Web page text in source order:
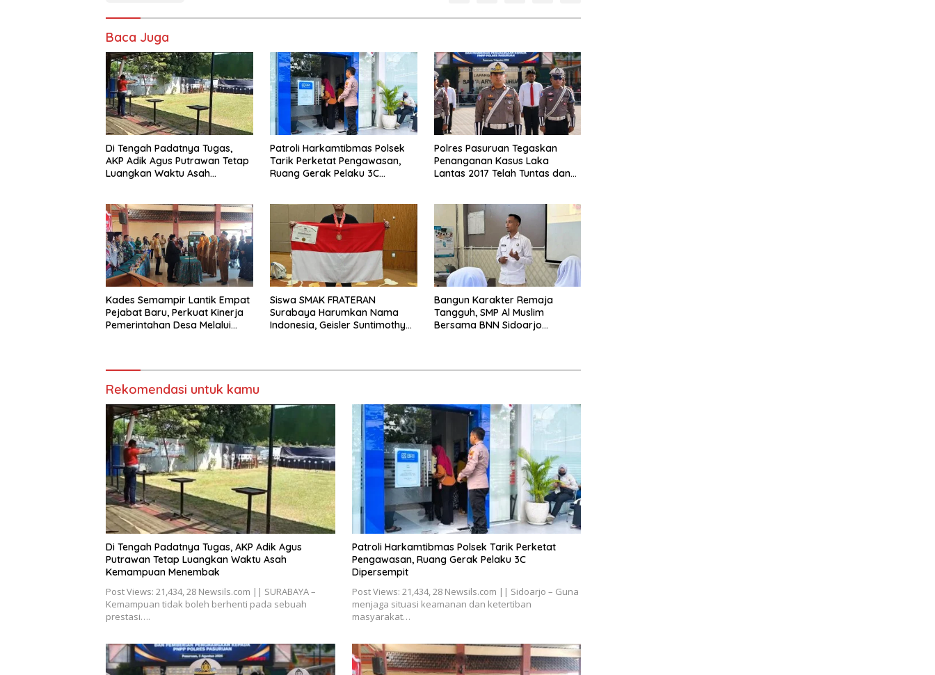
Baca Juga
Di Tengah Padatnya Tugas,
AKP Adik Agus Putrawan Tetap
Luangkan Waktu Asah
Patroli Harkamtibmas Polsek
Tarik Perketat Pengawasan,
Ruang Gerak Pelaku 3C
Polres Pasuruan Tegaskan
Penanganan Kasus Laka
Lantas 2017 Telah Tuntas dan
Kades Semampir Lantik Empat
Pejabat Baru, Perkuat Kinerja
Pemerintahan Desa Melalui
Siswa SMAK FRATERAN
Surabaya Harumkan Nama
Indonesia, Geisler Suntimothy
Bangun Karakter Remaja
Tangguh, SMP Al Muslim
Bersama BNN Sidoarjo
Rekomendasi untuk kamu
Di Tengah Padatnya Tugas, AKP Adik Agus
Putrawan Tetap Luangkan Waktu Asah
Kemampuan Menembak
Post Views: 21,434, 28 Newsils.com || SURABAYA –
Kemampuan tidak boleh berhenti pada sebuah
prestasi….
Patroli Harkamtibmas Polsek Tarik Perketat
Pengawasan, Ruang Gerak Pelaku 3C
Dipersempit
Post Views: 21,434, 28 Newsils.com || Sidoarjo – Guna
menjaga situasi keamanan dan ketertiban
masyarakat…